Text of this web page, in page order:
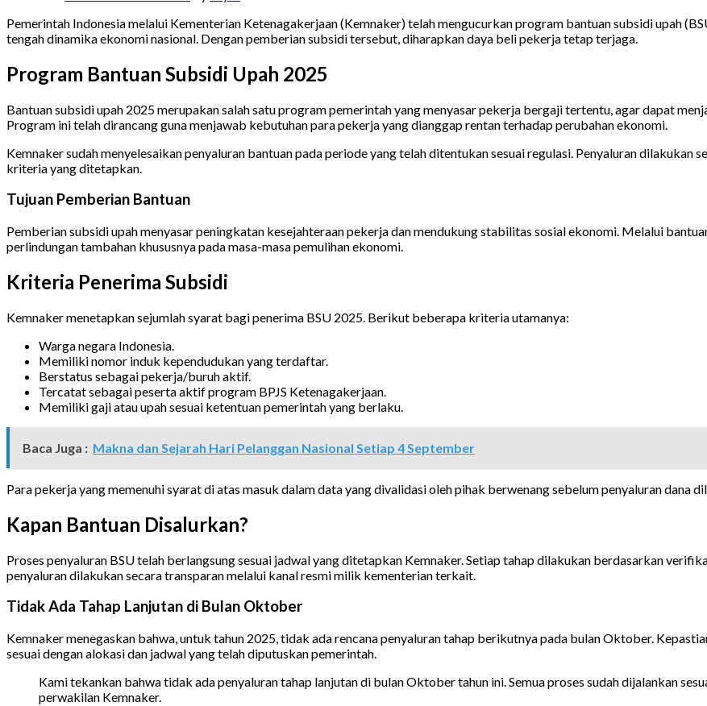
Pemerintah Indonesia melalui Kementerian Ketenagakerjaan (Kemnaker) telah mengucurkan program bantuan subsidi upah
tengah dinamika ekonomi nasional. Dengan pemberian subsidi tersebut, diharapkan daya beli pekerja tetap terjaga.
Program Bantuan Subsidi Upah 2025
Bantuan subsidi upah 2025 merupakan salah satu program pemerintah yang menyasar pekerja bergaji tertentu, agar dapat
Program ini telah dirancang guna menjawab kebutuhan para pekerja yang dianggap rentan terhadap perubahan ekonomi.
Kemnaker sudah menyelesaikan penyaluran bantuan pada periode yang telah ditentukan sesuai regulasi. Penyaluran dilakukan
kriteria yang ditetapkan.
Tujuan Pemberian Bantuan
Pemberian subsidi upah menyasar peningkatan kesejahteraan pekerja dan mendukung stabilitas sosial ekonomi. Melalui
perlindungan tambahan khususnya pada masa-masa pemulihan ekonomi.
Kriteria Penerima Subsidi
Kemnaker menetapkan sejumlah syarat bagi penerima BSU 2025. Berikut beberapa kriteria utamanya:
Warga negara Indonesia.
Memiliki nomor induk kependudukan yang terdaftar.
Berstatus sebagai pekerja/buruh aktif.
Tercatat sebagai peserta aktif program BPJS Ketenagakerjaan.
Memiliki gaji atau upah sesuai ketentuan pemerintah yang berlaku.
Baca Juga : Makna dan Sejarah Hari Pelanggan Nasional Setiap 4 September
Para pekerja yang memenuhi syarat di atas masuk dalam data yang divalidasi oleh pihak berwenang sebelum penyaluran dana
Kapan Bantuan Disalurkan?
Proses penyaluran BSU telah berlangsung sesuai jadwal yang ditetapkan Kemnaker. Setiap tahap dilakukan berdasarkan
penyaluran dilakukan secara transparan melalui kanal resmi milik kementerian terkait.
Tidak Ada Tahap Lanjutan di Bulan Oktober
Kemnaker menegaskan bahwa, untuk tahun 2025, tidak ada rencana penyaluran tahap berikutnya pada bulan Oktober.
sesuai dengan alokasi dan jadwal yang telah diputuskan pemerintah.
Kami tekankan bahwa tidak ada penyaluran tahap lanjutan di bulan Oktober tahun ini. Semua proses sudah dijalankan
perwakilan Kemnaker.